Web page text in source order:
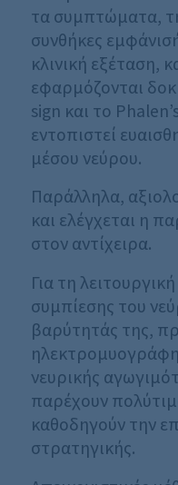
τα συμπτώματα, τη
συνθήκες
κλινική εξέταση,
εφαρμόζονται
sign και το
εντοπιστεί
μέσου νεύρου.
Παράλληλα,
και ελέγχεται η
στον αντίχειρα.
Για τη
συμπίεσης του
βαρύτητάς της,
νευρικής
παρέχουν
καθοδηγούν την
στρατηγικής.